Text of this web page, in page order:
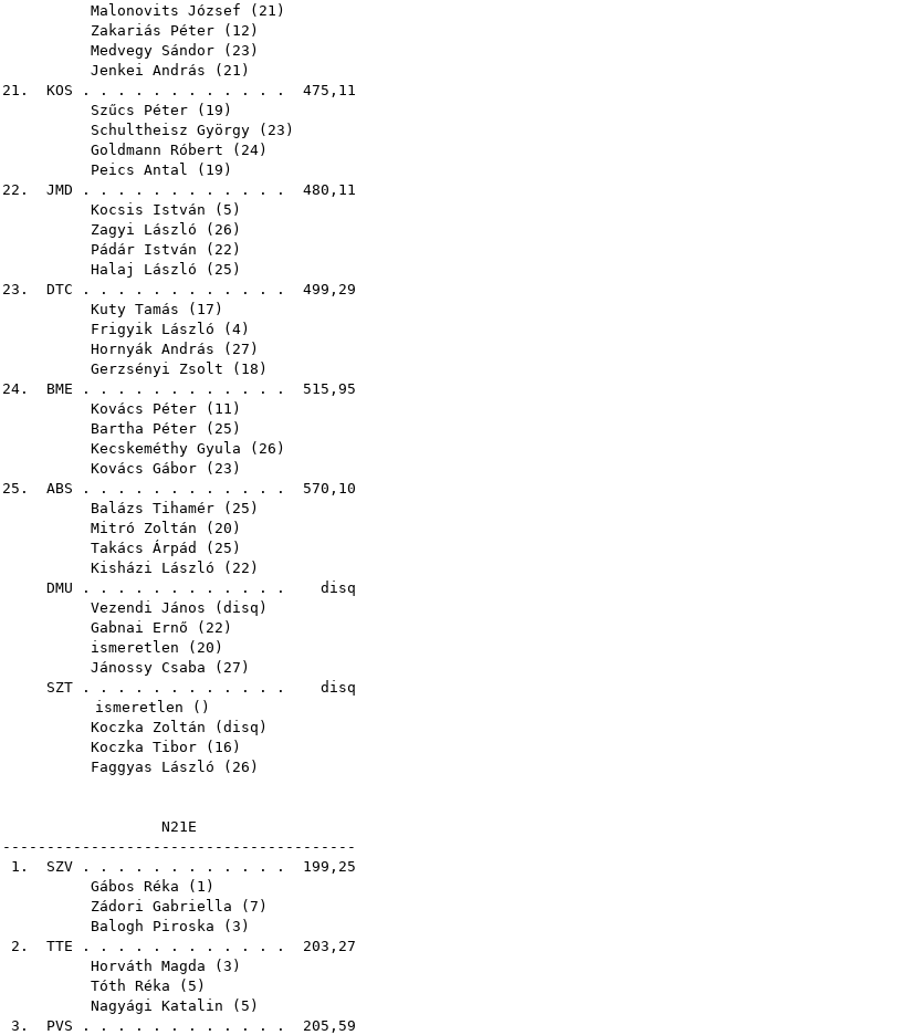
Malonovits József ( 21 )
Zakariás Péter ( 12 )
Medvegy Sándor ( 23 )
Jenkei András ( 21 )
21. KOS . . . . . . . . . . . . 475,11
Szűcs Péter ( 19 )
Schultheisz György ( 23 )
Goldmann Róbert ( 24)
Peics Antal ( 19 )
22. JMD . . . . . . . . . . . . 480,11
Kocsis István ( 5 )
Zagyi László ( 26 )
Pádár István ( 22 )
Halaj László ( 25 )
23. DTC . . . . . . . . . . . . 499,29
Kuty Tamás ( 17 )
Frigyik László ( 4)
Hornyák András ( 27 )
Gerzsényi Zsolt ( 18 )
24. BME . . . . . . . . . . . . 515,95
Kovács Péter ( 11 )
Bartha Péter ( 25 )
Kecskeméthy Gyula ( 26 )
Kovács Gábor ( 23 )
25. ABS . . . . . . . . . . . . 570,10
Balázs Tihamér ( 25 )
Mitró Zoltán ( 20 )
Takács Árpád
( 25 )
Kisházi László ( 22 )
DMU . . . . . . . . . . . . disq
Vezendi János ( disq )
Gabnai Ernő ( 22 )
ismeretlen ( 20 )
Jánossy Csaba ( 27 )
SZT . . . . . . . . . . . . disq
ismeretlen ()
Koczka Zoltán ( disq )
Koczka Tibor ( 16 )
Faggyas László ( 26 )
N21E
----------------------------------------
1. SZV . . . . . . . . . . . . 199,25
Gábos Réka ( 1 )
Zádori Gabriella ( 7 )
Balogh Piroska ( 3 )
2. TTE . . . . . . . . . . . . 203,27
Horváth Magda ( 3 )
Tóth Réka ( 5 )
Nagyági Katalin ( 5 )
3. PVS . . . . . . . . . . . . 205,59